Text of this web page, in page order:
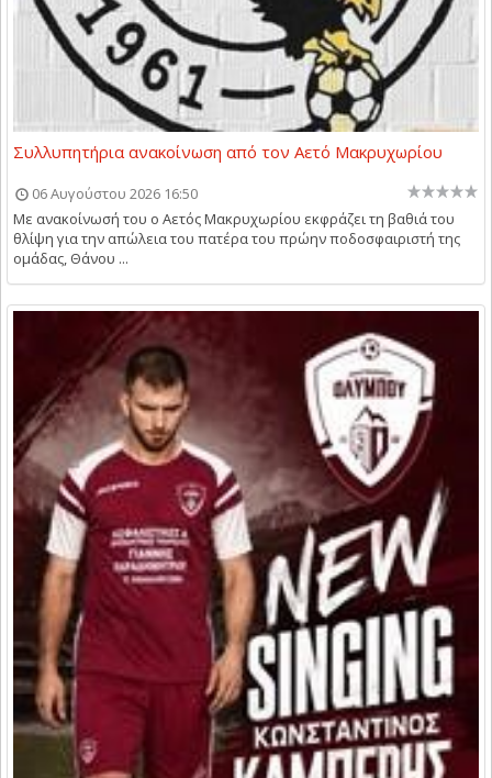
Συλλυπητήρια ανακοίνωση από τον Αετό Μακρυχωρίου
06 Αυγούστου 2026 16:50
Με ανακοίνωσή του ο Αετός Μακρυχωρίου εκφράζει τη βαθιά του
θλίψη για την απώλεια του πατέρα του πρώην ποδοσφαιριστή της
ομάδας, Θάνου ...